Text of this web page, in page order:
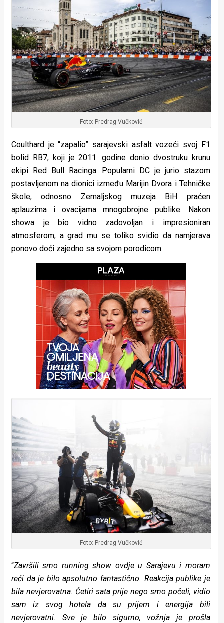
rade
Urban
Places
Aktivizam
Aktuelnosti
About
Urban
Magazin
Foto: Predrag Vučković
Coulthard je “zapalio” sarajevski asfalt vozeći svoj F1
bolid RB7, koji je 2011. godine donio dvostruku krunu
ekipi Red Bull Racinga. Popularni DC je jurio stazom
postavljenom na dionici između Marijin Dvora i Tehničke
škole, odnosno Zemaljskog muzeja BiH praćen
aplauzima i ovacijama mnogobrojne publike. Nakon
showa je bio vidno zadovoljan i impresioniran
atmosferom, a grad mu se toliko svidio da namjerava
ponovo doći zajedno sa svojom porodicom.
Foto: Predrag Vučković
“Završili smo running show ovdje u Sarajevu i moram
reći da je bilo apsolutno fantastično. Reakcija publike je
bila nevjerovatna. Četiri sata prije nego smo počeli, vidio
sam iz svog hotela da su prijem i energija bili
nevjerovatni. Sve je bilo sigurno, vožnja je prošla